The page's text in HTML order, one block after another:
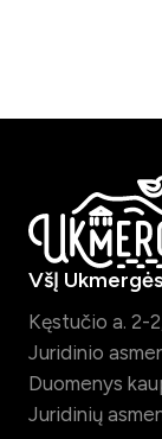
VšĮ
Kęstučio a. 2-
Juridinio
Duomenys
Juridinių